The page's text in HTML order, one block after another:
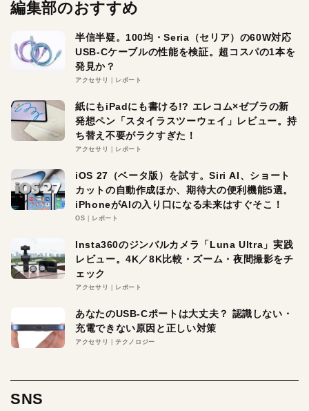
編集部のおすすめ
半信半疑。100均・Seria（セリア）の60W対応
USB-Cケーブルの性能を検証。超コスパの1本を
発見か？
アクセサリ レポート
紙にもiPadにも書ける!? エレコム×ゼブラの新
発想ペン「スタイラスツーウェイ」レビュー。持
ち替え不要がラクすぎた！
アクセサリ レポート
iOS 27（ベータ版）を試す。Siri AI、ショート
カットの自動作成ほか、期待大の便利機能5選。
iPhoneがAIの入り口になる未来はすぐそこ！
OS レポート
Insta360のジンバルカメラ「Luna Ultra」実践
レビュー。4K／8K比較・ズーム・夜間撮影をチ
ェック
アクセサリ レポート
あなたのUSB-Cポートは大丈夫？ 認識しない・
充電できない原因と正しい対策
アクセサリ テクノロジー
SNS